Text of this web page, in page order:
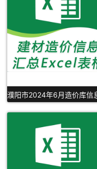
濮阳市2024年6月造价库信